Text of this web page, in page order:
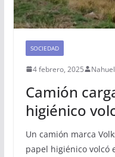
SOCIEDAD
4 febrero, 2025
Camión
higiénico
Un camión marca
papel higiénico volcó